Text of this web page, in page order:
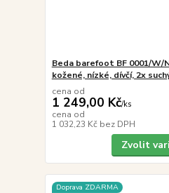
Beda barefoot BF 0001/W/
kožené, nízké, dívčí, 2x
cena od
1 249,00 Kč/ks
cena od
1 032,23 Kč bez DPH
Zvolit
Doprava ZDARMA